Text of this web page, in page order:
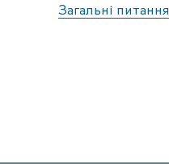
Загальні питання